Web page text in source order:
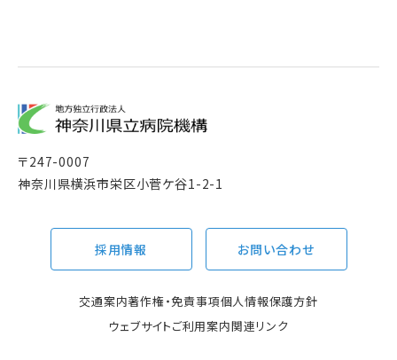
〒247-0007
神奈川県横浜市栄区小菅ケ谷1-2-1
採用情報 お問い合わせ
交通案内著作権・免責事項個人情報保護方針
ウェブサイトご利用案内関連リンク